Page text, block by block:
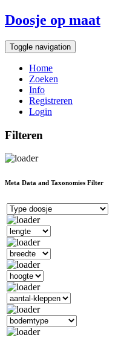
Doosje op maat
Toggle navigation
Home
Zoeken
Info
Registreren
Login
Filteren
Meta Data and Taxonomies Filter